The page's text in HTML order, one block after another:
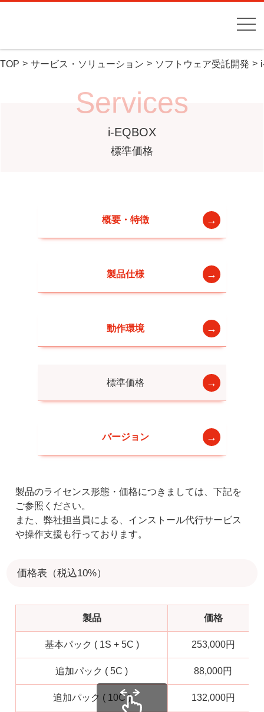
TOP サービス・ソリューション ソフトウェア受託開発
Services
i-EQBOX
標準価格
概要・特徴
製品仕様
動作環境
標準価格
バージョン
製品のライセンス形態・価格につきましては、下記を
ご参照ください。
また、弊社担当員による、インストール代行サービス
や操作支援も行っております。
価格表（税込10%）
製品 価格
基本パック ( 1S + 5C ) 253,000円
追加パック ( 5C ) 88,000円
追加パック ( 10C ) 132,000円